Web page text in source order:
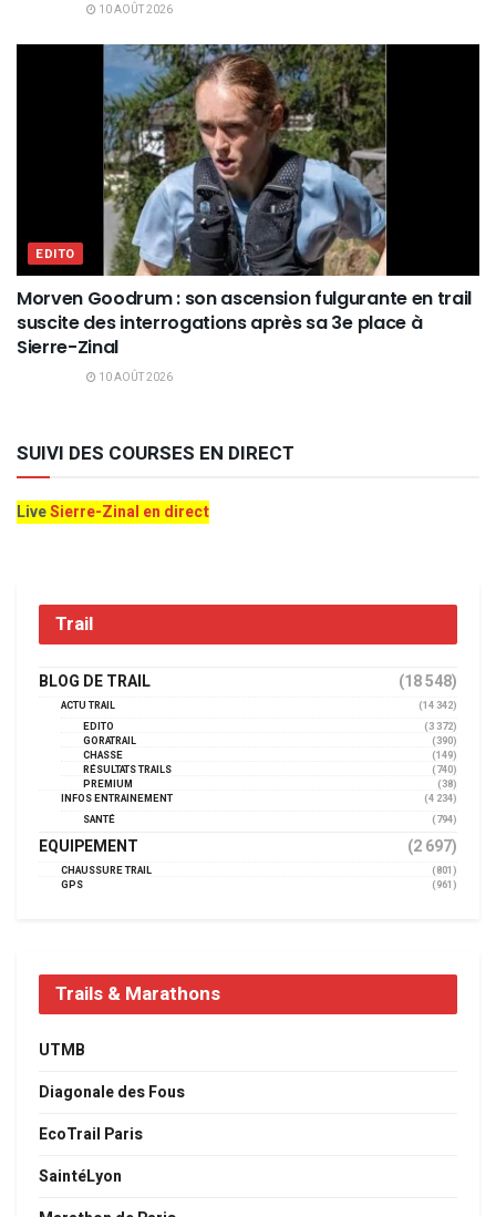
10 AOÛT 2026
EDITO
Morven Goodrum : son ascension fulgurante en trail
suscite des interrogations après sa 3e place à
Sierre-Zinal
10 AOÛT 2026
SUIVI DES COURSES EN DIRECT
LiveSierre-Zinal en direct
Trail
BLOG DE TRAIL (18 548)
ACTU TRAIL
(14 342)
EDITO
(3 372)
GORATRAIL
(390)
CHASSE
(149)
RÉSULTATS TRAILS
(740)
PREMIUM
(38)
INFOS ENTRAINEMENT
(4 234)
SANTÉ
(794)
EQUIPEMENT (2 697)
CHAUSSURE TRAIL
(801)
GPS
(961)
Trails & Marathons
UTMB
Diagonale des Fous
EcoTrail Paris
SaintéLyon